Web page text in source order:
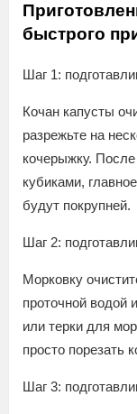
быстрого
Шаг 1:
Кочан капусты
разрежьте на
кочерыжку.
кубиками,
будут покрупней.
Шаг 2:
Морковку
проточной водой
или терки для
просто порезать
Шаг 3: